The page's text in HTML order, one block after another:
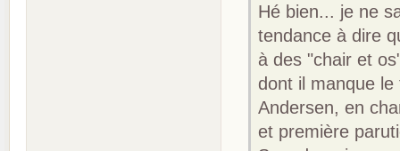
Hé bien... je ne
tendance à dire
à des "chair et
dont il manque
Andersen, en
et première